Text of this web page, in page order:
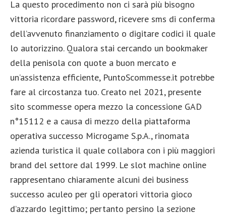
La questo procedimento non ci sarà più bisogno
vittoria ricordare password, ricevere sms di conferma
dell’avvenuto finanziamento o digitare codici il quale
lo autorizzino. Qualora stai cercando un bookmaker
della penisola con quote a buon mercato e
un’assistenza efficiente, PuntoScommesse.it potrebbe
fare al circostanza tuo. Creato nel 2021, presente
sito scommesse opera mezzo la concessione GAD
n°15112 e a causa di mezzo della piattaforma
operativa successo Microgame S.p.A., rinomata
azienda turistica il quale collabora con i più maggiori
brand del settore dal 1999. Le slot machine online
rappresentano chiaramente alcuni dei business
successo aculeo per gli operatori vittoria gioco
d’azzardo legittimo; pertanto persino la sezione